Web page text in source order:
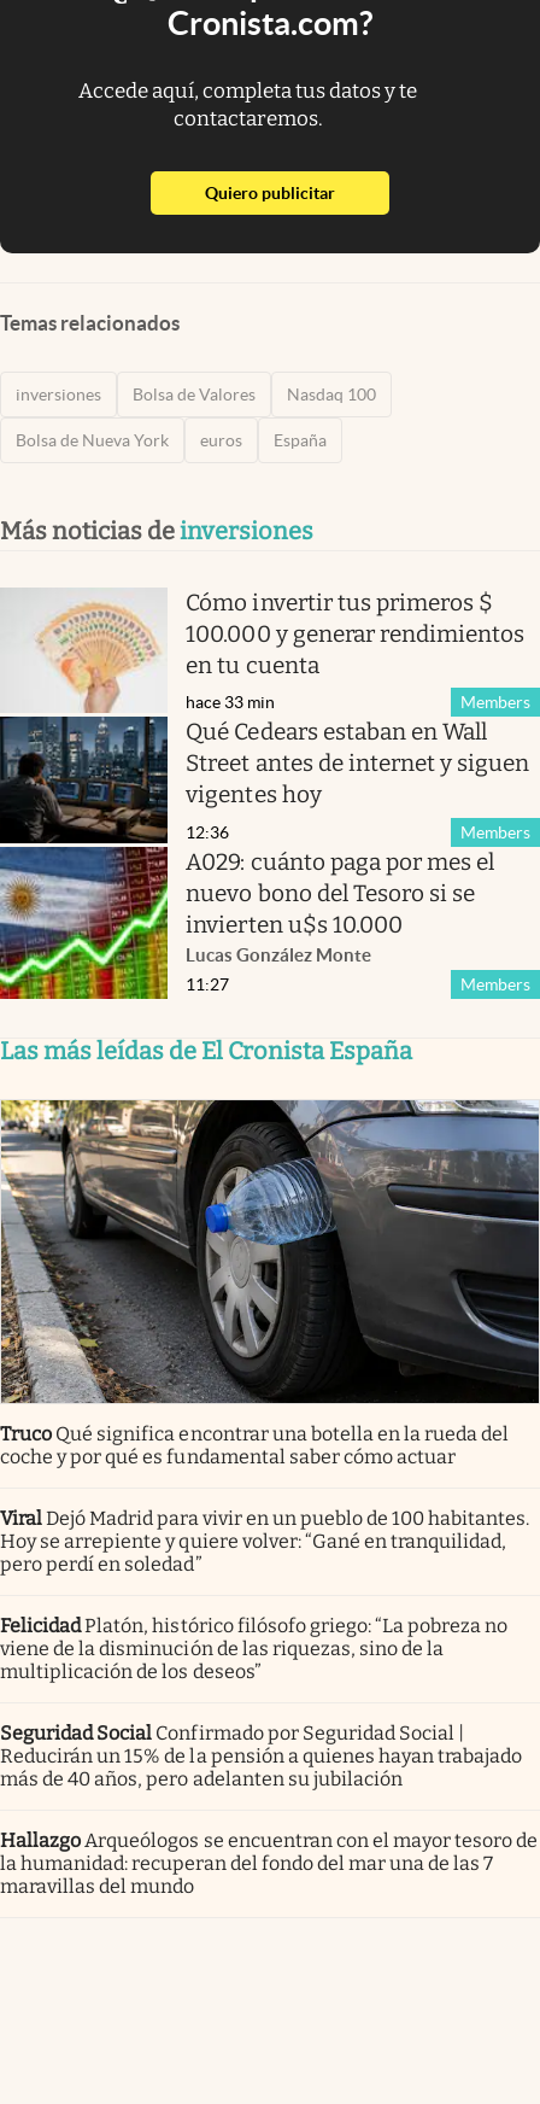
Cronista.com?
Accede aquí, completa tus datos y te
contactaremos.
Quiero publicitarabre en nueva pestaña
Temas relacionados
inversiones Bolsa de Valores Nasdaq 100
Bolsa de Nueva York euros España
Más noticias deinversiones
Cómo invertir tus primeros $
100.000 y generar rendimientos
en tu cuenta
Members
hace 33 min
Qué Cedears estaban en Wall
Street antes de internet y siguen
vigentes hoy
Members
12:36
A029: cuánto paga por mes el
nuevo bono del Tesoro si se
invierten u$s 10.000
Lucas González Monte
Members
11:27
Las más leídas de El Cronista España
Truco Qué significa encontrar una botella en la rueda del
coche y por qué es fundamental saber cómo actuar
ViralDejó Madrid para vivir en un pueblo de 100 habitantes.
Hoy se arrepiente y quiere volver: “Gané en tranquilidad,
pero perdí en soledad”
FelicidadPlatón, histórico filósofo griego: “La pobreza no
viene de la disminución de las riquezas, sino de la
multiplicación de los deseos”
Seguridad Social Confirmado por Seguridad Social |
Reducirán un 15% de la pensión a quienes hayan trabajado
más de 40 años, pero adelanten su jubilación
Hallazgo Arqueólogos se encuentran con el mayor tesoro de
la humanidad: recuperan del fondo del mar una de las 7
maravillas del mundo